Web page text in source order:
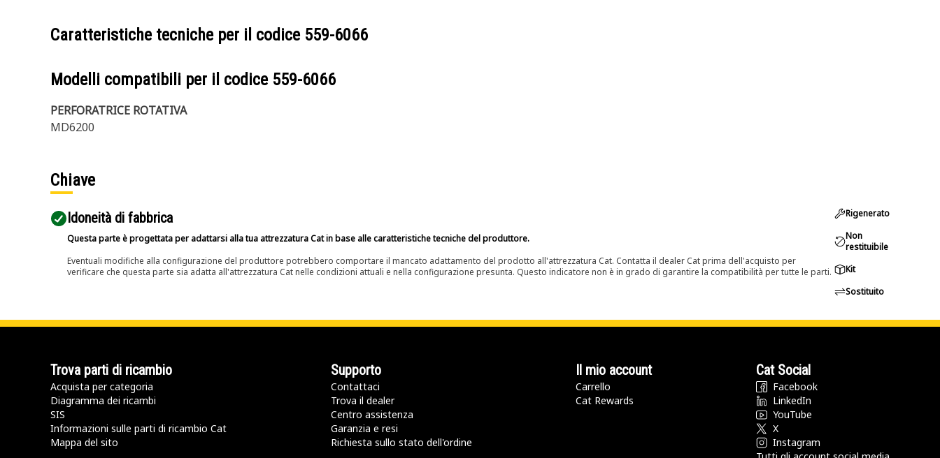
Caratteristiche tecniche per il codice 559-6066
Modelli compatibili per il codice 559-6066
PERFORATRICE ROTATIVA
MD6200
Chiave
Idoneità di fabbrica
Questa parte è progettata per adattarsi alla tua attrezzatura Cat in base alle caratteristiche tecniche del produttore.
Eventuali modifiche alla configurazione del produttore potrebbero comportare il mancato adattamento del prodotto all'attrezzatura Cat. Contatta il dealer Cat prima dell'acquisto per
verificare che questa parte sia adatta all'attrezzatura Cat nelle condizioni attuali e nella configurazione presunta. Questo indicatore non è in grado di garantire la compatibilità per tutte le parti.
Rigenerato
Non
restituibile
Kit
Sostituito
Trova parti di ricambio
Acquista per categoria
Diagramma dei ricambi
SIS
Informazioni sulle parti di ricambio Cat
Mappa del sito
Supporto
Contattaci
Trova il dealer
Centro assistenza
Garanzia e resi
Richiesta sullo stato dell'ordine
Il mio account
Carrello
Cat Rewards
Cat Social
Facebook
LinkedIn
YouTube
X
Instagram